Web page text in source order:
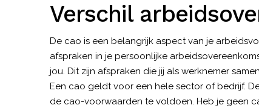
Verschil
De cao is een belangrijk aspect van je
afspraken in je persoonlijke
jou. Dit zijn afspraken die jij als werknemer
Een cao geldt voor een hele sector of bedrijf.
de cao-voorwaarden te voldoen. Heb je geen